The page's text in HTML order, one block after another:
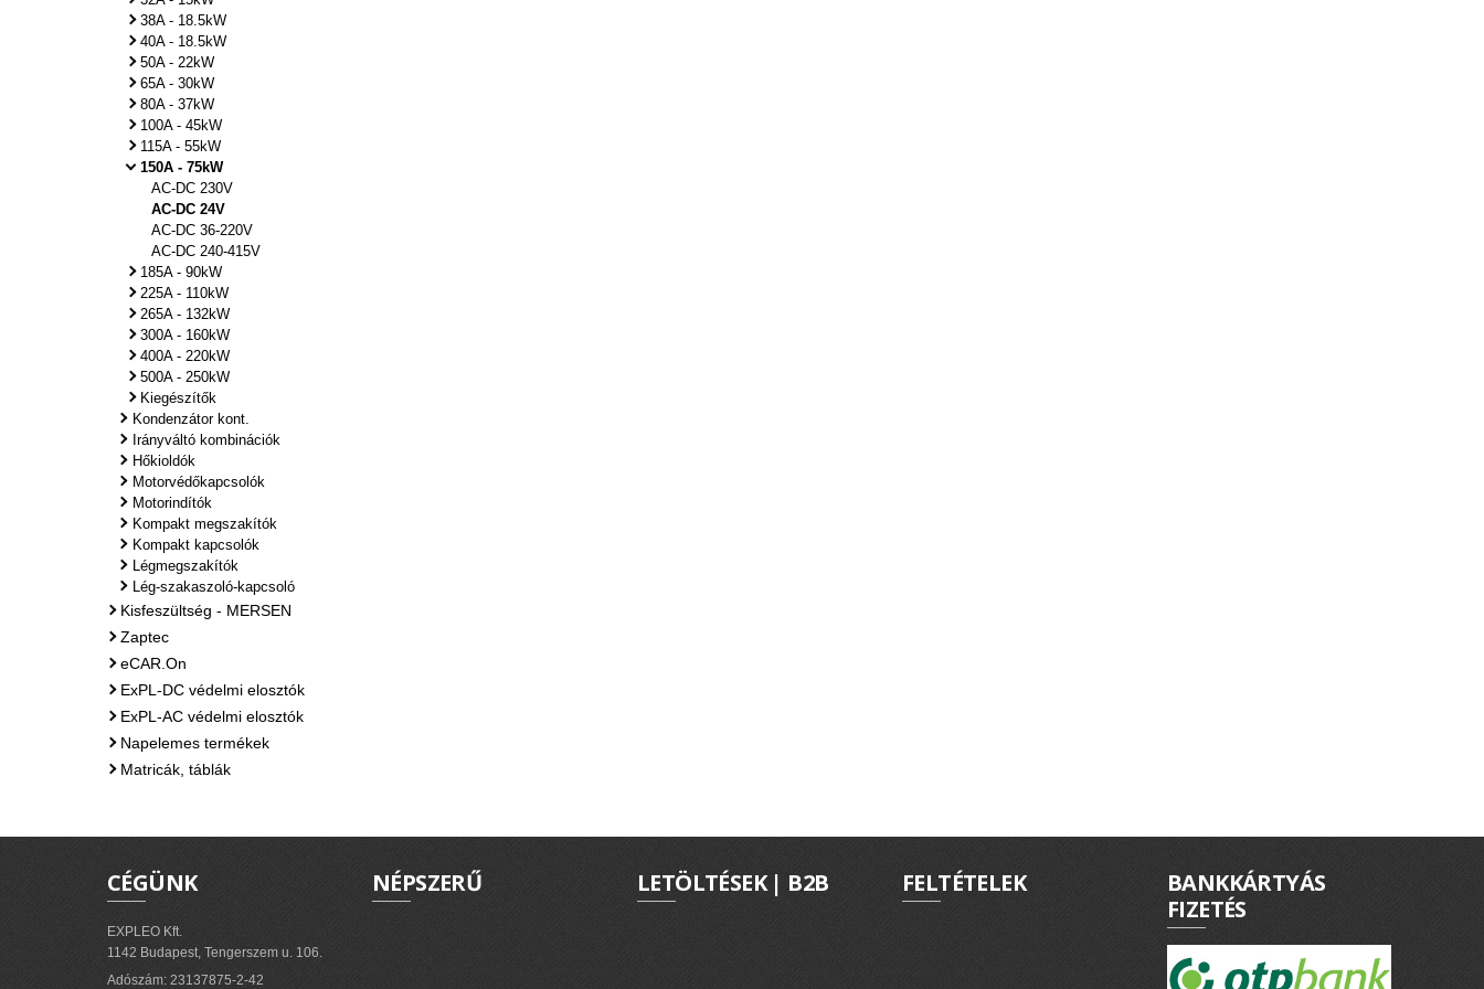
38A - 18.5kW
40A - 18.5kW
50A - 22kW
65A - 30kW
80A - 37kW
100A - 45kW
115A - 55kW
150A - 75kW
AC-DC 230V
AC-DC 24V
AC-DC 36-220V
AC-DC 240-415V
185A - 90kW
225A - 110kW
265A - 132kW
300A - 160kW
400A - 220kW
500A - 250kW
Kiegészítők
Kondenzátor kont.
Irányváltó kombinációk
Hőkioldók
Motorvédőkapcsolók
Motorindítók
Kompakt megszakítók
Kompakt kapcsolók
Légmegszakítók
Lég-szakaszoló-kapcsoló
Kisfeszültség - MERSEN
Zaptec
eCAR.On
ExPL-DC védelmi elosztók
ExPL-AC védelmi elosztók
Napelemes termékek
Matricák, táblák
CÉGÜNK
EXPLEO Kft.
1142 Budapest, Tengerszem u. 106.
Adószám: 23137875-2-42
NÉPSZERŰ LETÖLTÉSEK | B2B FELTÉTELEK
BANKKÁRTYÁS
FIZETÉS